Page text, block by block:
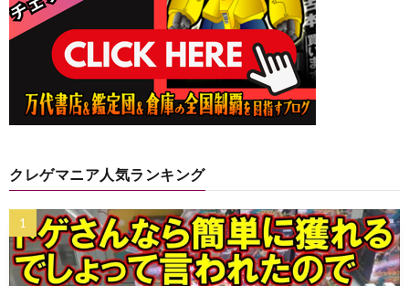
クレゲマニア人気ランキング